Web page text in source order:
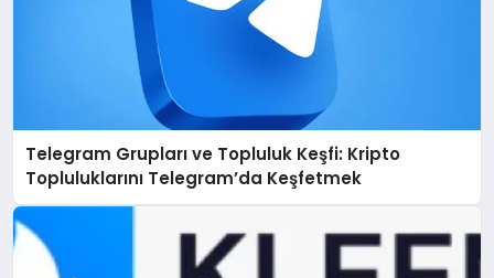
Telegram Grupları ve Topluluk Keşfi: Kripto
Topluluklarını Telegram’da Keşfetmek